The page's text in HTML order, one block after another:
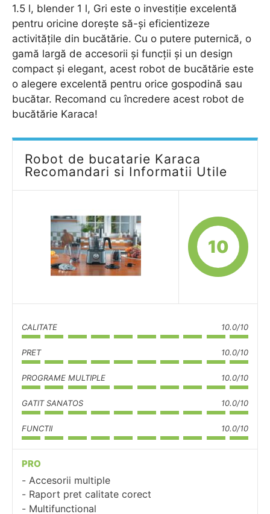
1.5 l, blender 1 l, Gri este o investiție excelentă
pentru oricine dorește să-și eficientizeze
activitățile din bucătărie. Cu o putere puternică, o
gamă largă de accesorii și funcții și un design
compact și elegant, acest robot de bucătărie este
o alegere excelentă pentru orice gospodină sau
bucătar. Recomand cu încredere acest robot de
bucătărie Karaca!
Robot de bucatarie Karaca
Recomandari si Informatii Utile
10
CALITATE 10.0/10
PRET 10.0/10
PROGRAME MULTIPLE 10.0/10
GATIT SANATOS 10.0/10
FUNCTII 10.0/10
PRO
Accesorii multiple
Raport pret calitate corect
Multifunctional